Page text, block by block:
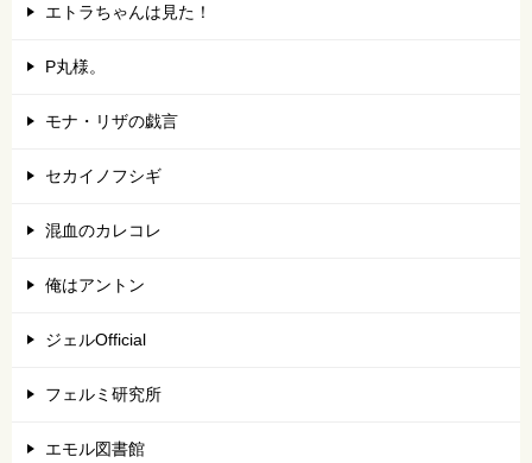
エトラちゃんは見た！
P丸様。
モナ・リザの戯言
セカイノフシギ
混血のカレコレ
俺はアントン
ジェルOfficial
フェルミ研究所
エモル図書館